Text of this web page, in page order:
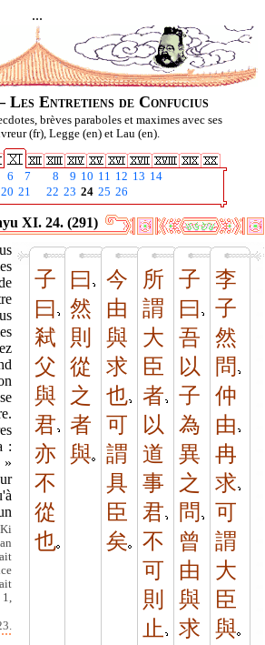
...
Les Entretiens de Confucius
brèves paraboles et maximes avec ses
(fr), Legge (en) et Lau (en).
6 7 8 9 10 11 12 13 14
20 21 22 23 24 25 26
XI. 24. (291)
子
曰
弒
父
與
君
亦
不
從
也
曰
然
則
從
之
者
與
今
由
與
求
也
可
謂
具
臣
矣
所
謂
大
臣
者
以
道
事
君
不
可
則
止
子
曰
吾
以
子
為
異
之
問
曾
由
與
求
李
子
然
問
仲
由
冉
求
可
謂
大
臣
與
:
1,